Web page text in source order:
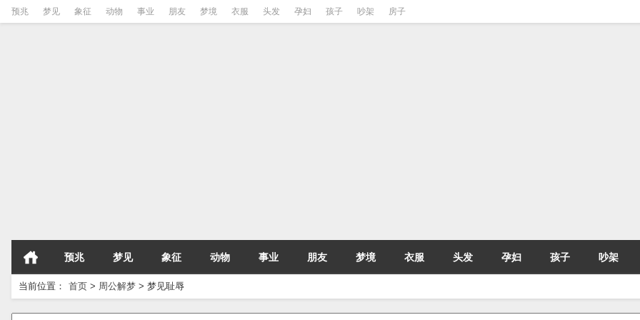
预兆 梦见 象征 动物 事业 朋友 梦境 衣服 头发 孕妇 孩子 吵架 房子
预兆 梦见 象征 动物 事业 朋友 梦境 衣服 头发 孕妇 孩子 吵架
当前位置： 首页 > 周公解梦 > 梦见耻辱